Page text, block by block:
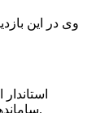
وی در این
ساماندهی این میدان برای کنگره بزرگ اربعین تاکید کرد.‌